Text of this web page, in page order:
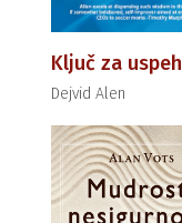
Ključ za uspeh
Dejvid Alen